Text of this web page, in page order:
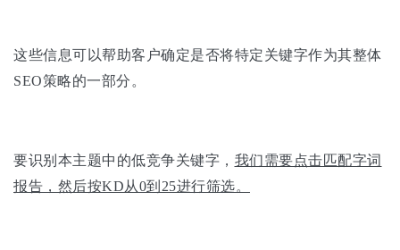
这些信息可以帮助客户确定是否将特定关键字作为其整体
SEO策略的一部分。
要识别本主题中的低竞争关键字， 我们需要点击匹配字词
报告，然后按KD从0到25进行筛选。